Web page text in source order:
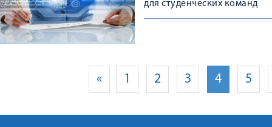
для студенческих команд
« 1 2 3 4 5